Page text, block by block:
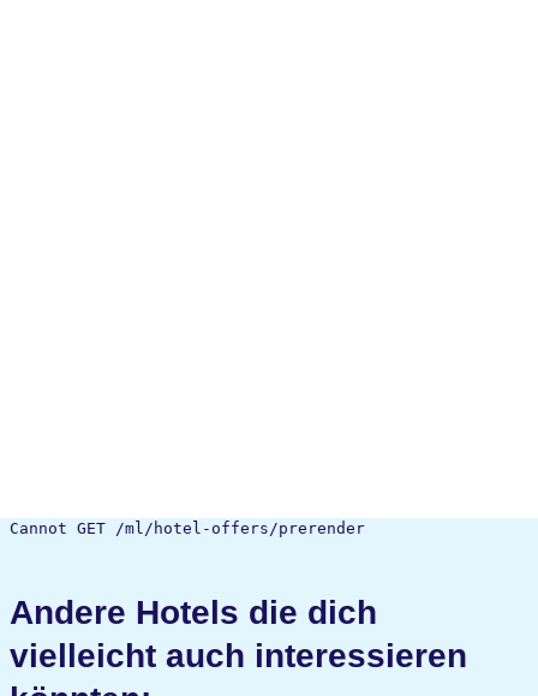
Cannot GET /ml/hotel-offers/prerender
Andere Hotels die dich
vielleicht auch interessieren